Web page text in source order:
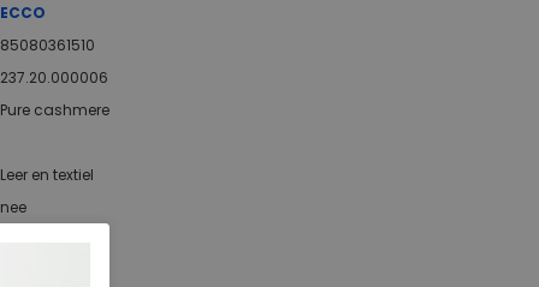
ECCO
85080361510
237.20.000006
Pure cashmere
Leer en textiel
nee